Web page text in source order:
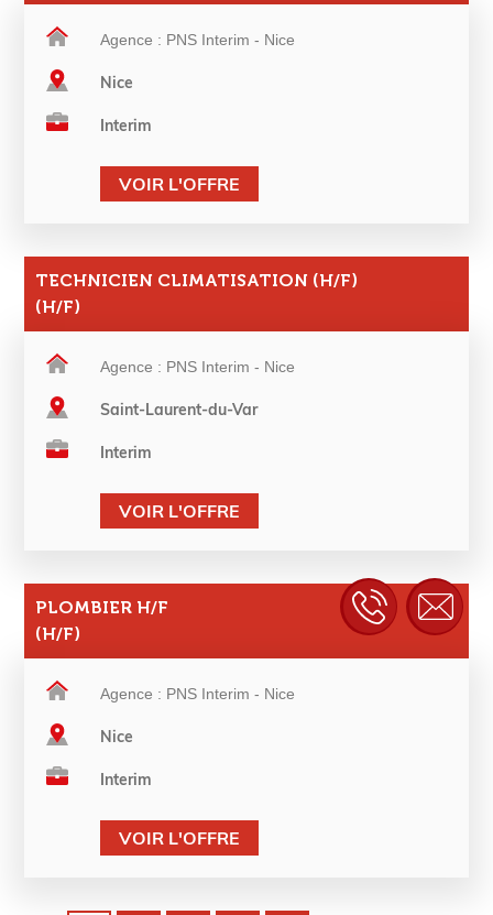
Agence : PNS Interim - Nice
Nice
Interim
VOIR L'OFFRE
TECHNICIEN CLIMATISATION (H/F)
(H/F)
Agence : PNS Interim - Nice
Saint-Laurent-du-Var
Interim
VOIR L'OFFRE
PLOMBIER H/F
(H/F)
Agence : PNS Interim - Nice
Nice
Interim
VOIR L'OFFRE